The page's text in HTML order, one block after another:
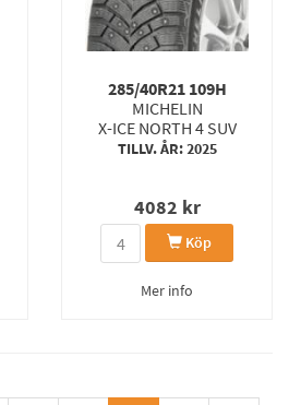
285/40R21 109H
MICHELIN
X-ICE NORTH 4 SUV
TILLV. ÅR: 2025
4082 kr
Köp
Mer info